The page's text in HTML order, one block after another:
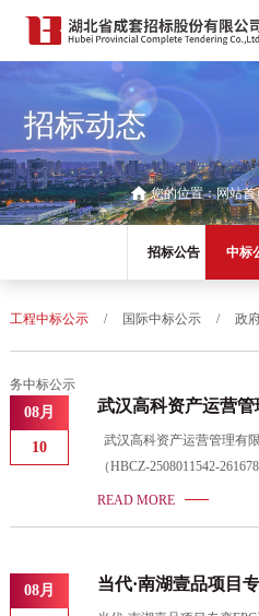
招标动态
您的位置：网站首
招标公告 中标
工程中标公示 / 国际中标公示 / 政
务中标公示
08月
10
武汉高科资产运营
果公告
武汉高科资产运营管理有
（HBCZ-2508011542-
股份有限公司网、中国招标
中标单位：晟阳建设工程
期：两年 质量要求：合格
READ MORE
08月
当代·南湖壹品项目